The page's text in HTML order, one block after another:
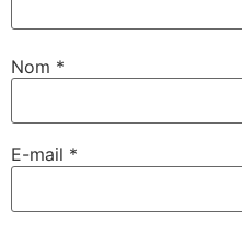
Nom *
E-mail *